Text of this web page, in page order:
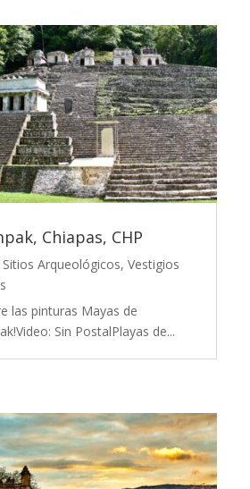
Chiapas, CHP
Sitios Arqueológicos,Vestigios
las pinturas Mayas de
Sin PostalPlayas de...